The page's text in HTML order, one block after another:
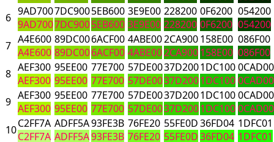
6 9AD700
9AD700
7DC900
7DC900
5EB600
5EB600
3E9E00
3E9E00
228200
228200
0F6200
0F6200
054200
054200
7 A4E600
A4E600
89DC00
89DC00
6ACF00
6ACF00
4ABE00
4ABE00
2CA900
2CA900
158E00
158E00
086F00
086F00
8 AEF300
AEF300
95EE00
95EE00
77E700
77E700
57DE00
57DE00
37D200
37D200
1DC100
1DC100
0CAD00
0CAD00
9 AEF300
AEF300
95EE00
95EE00
77E700
77E700
57DE00
57DE00
37D200
37D200
1DC100
1DC100
0CAD00
0CAD00
10C2FF7A
C2FF7A
ADFF5A
ADFF5A
93FE3B
93FE3B
76FE20
76FE20
55FE0D
55FE0D
36FD04
36FD04
1DFC01
1DFC01